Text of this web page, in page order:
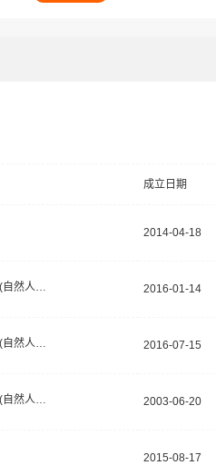
成立日期
2014-04-18
有限责任公司(自然人投资或控股) 2016-01-14
有限责任公司(自然人独资) 2016-07-15
有限责任公司(自然人投资或控股) 2003-06-20
2015-08-17